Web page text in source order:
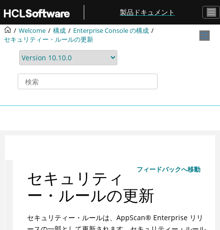
メインコンテンツにジャンプ
製品ドキュメント
Welcome 構成
Enterprise Console の構成
セキュリティー・ルールの更新
フィードバックへ移動
セキュリティ
ー・ルールの更新
セキュリティー・ルールは、AppScan® Enterprise リリ